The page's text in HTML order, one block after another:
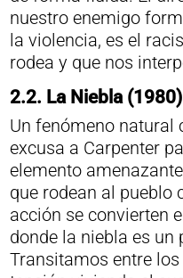
nuestro enemigo
la violencia, es el
rodea y que nos
2.2. La Niebla
Un fenómeno natural
excusa a Carpenter
elemento
que rodean al pueblo
acción se convierten
donde la niebla es un
Transitamos entre